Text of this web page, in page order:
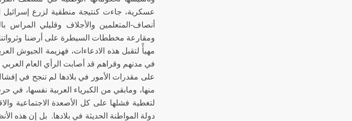
عسكرية، جاءت كنتيجة منطقية لزرع
أنصاف-المتعلمين والأجلاف وقليلي
ومقارعة مخططات السيطرة على أرضنا وثرواتنا
في مدنهم وقراهم قد أصابت الرأي العام
على مقدرات الأمور في بلادها لم تنجح في
لتغطية فشلها على كل الأصعدة الاجتماعية
دولة المواطنة الحديثة في بلادها. بل إن هذه